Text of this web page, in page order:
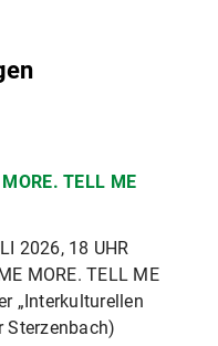
TELL ME
2026, 18 UHR
MORE. TELL ME
„Interkulturellen
Sterzenbach)